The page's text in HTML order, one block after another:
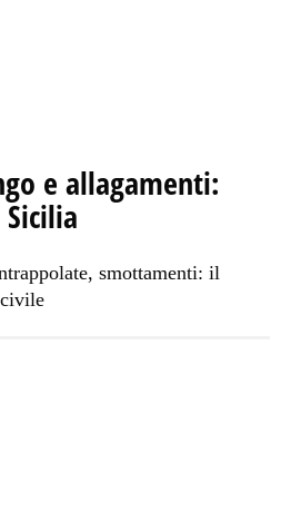
e allagamenti:
smottamenti: il